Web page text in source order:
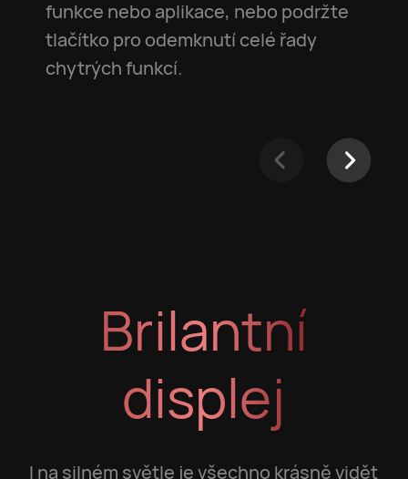
funkce nebo aplikace, nebo podržte
tlačítko pro odemknutí celé řady
chytrých funkcí.
Brilantní
displej
I na silném světle je všechno krásně vidět